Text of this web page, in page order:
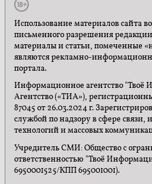
Использование материалов сайта
письменного разрешения
материалы и статьи, помеченные
являются рекламно-
портала.
Информационное агентство "Твоё
Агентство («ТИА»),
87045 от 26.03.2024 г.
службой по надзору в сфере
технологий и массовых
Учредитель СМИ: Общество с
ответственностью "Твоё
6950001525/КПП 695001001).